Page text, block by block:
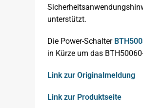
unterstützt.
Die Power-Schalter
in Kürze um das
Link zur Originalmeldung
Link zur Produktseite